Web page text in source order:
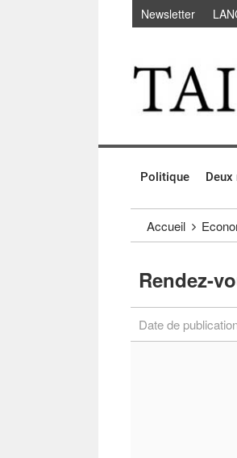
Passer au contenu
Newsletter
Politique Deux
Accueil
Rendez-
Date de